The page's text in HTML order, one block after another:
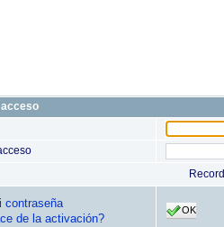
acceso
contraseña
de la activación?
OK